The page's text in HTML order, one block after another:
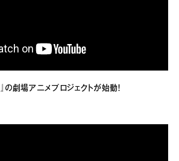
の劇場アニメプロジェクトが始動！